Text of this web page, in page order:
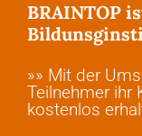
BRAINTOP
»» Mit der
Teilnehmer ihr
kostenlos